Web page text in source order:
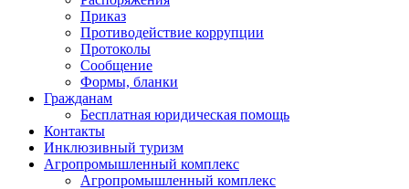
Приказ
Противодействие коррупции
Протоколы
Сообщение
Формы, бланки
Гражданам
Бесплатная юридическая помощь
Контакты
Инклюзивный туризм
Агропромышленный комплекс
Агропромышленный комплекс